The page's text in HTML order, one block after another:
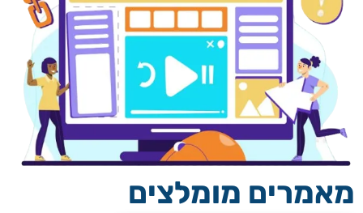
מאמרים מומלצים